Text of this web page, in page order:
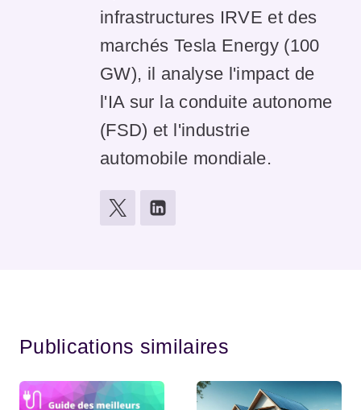
infrastructures IRVE et des
marchés Tesla Energy (100
GW), il analyse l'impact de
l'IA sur la conduite autonome
(FSD) et l'industrie
automobile mondiale.
Publications similaires